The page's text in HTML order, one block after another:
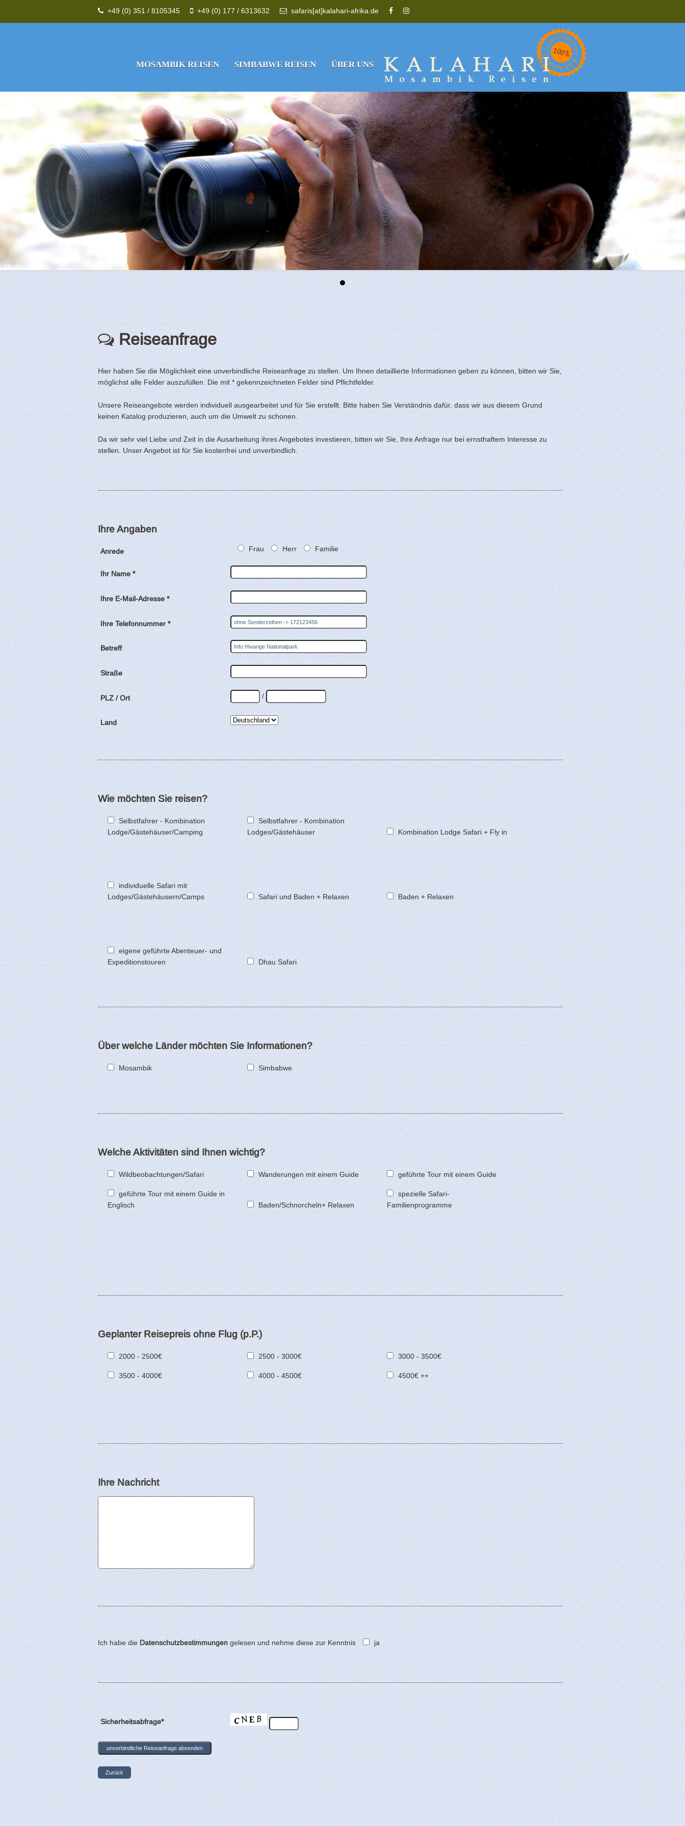
+49 (0) 351 / 8105345 +49 (0) 177 / 6313632 safaris[at]kalahari-afrika.de
MOSAMBIK REISEN SIMBABWE REISEN ÜBER UNS
Reiseanfrage
Hier haben Sie die Möglichkeit eine unverbindliche Reiseanfrage zu stellen. Um Ihnen detaillierte Informationen geben zu können, bitten wir Sie,
möglichst alle Felder auszufüllen. Die mit * gekennzeichneten Felder sind Pflichtfelder.
Unsere Reiseangebote werden individuell ausgearbeitet und für Sie erstellt. Bitte haben Sie Verständnis dafür, dass wir aus diesem Grund
keinen Katalog produzieren, auch um die Umwelt zu schonen.
Da wir sehr viel Liebe und Zeit in die Ausarbeitung ihres Angebotes investieren, bitten wir Sie, Ihre Anfrage nur bei ernsthaftem Interesse zu
stellen. Unser Angebot ist für Sie kostenfrei und unverbindlich.
Ihre Angaben
Anrede Frau Herr Familie
Ihr Name *
Ihre E-Mail-Adresse *
Ihre Telefonnummer *
Betreff
Straße
PLZ / Ort /
Land
Wie möchten Sie reisen?
Selbstfahrer - Kombination
Lodge/Gästehäuser/Camping
Selbstfahrer - Kombination
Lodges/Gästehäuser
Kombination Lodge Safari + Fly in
individuelle Safari mit
Lodges/Gästehäusern/Camps
Safari und Baden + Relaxen Baden + Relaxen
eigene geführte Abenteuer- und
Expeditionstouren
Dhau Safari
Über welche Länder möchten Sie Informationen?
Mosambik Simbabwe
Welche Aktivitäten sind Ihnen wichtig?
Wildbeobachtungen/Safari Wanderungen mit einem Guide geführte Tour mit einem Guide
geführte Tour mit einem Guide in
Englisch
Baden/Schnorcheln+ Relaxen
spezielle Safari-
Familienprogramme
Geplanter Reisepreis ohne Flug (p.P.)
2000 - 2500€ 2500 - 3000€ 3000 - 3500€
3500 - 4000€ 4000 - 4500€ 4500€ ++
Ihre Nachricht
Ich habe die Datenschutzbestimmungen gelesen und nehme diese zur Kenntnis ja
Sicherheitsabfrage*
Zurück